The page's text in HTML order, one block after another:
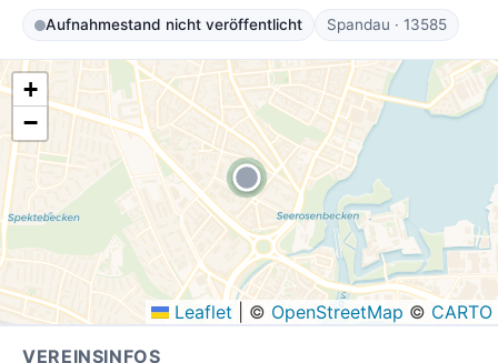
Aufnahmestand nicht veröffentlicht Spandau · 13585
+
−
Leaflet © OpenStreetMap © CARTO
VEREINSINFOS